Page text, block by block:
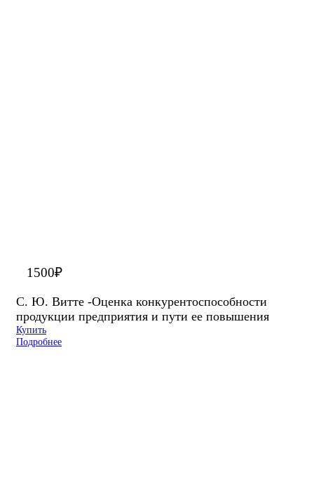
1500₽
С. Ю. Витте -Оценка конкурентоспособности
продукции предприятия и пути ее повышения
Купить
Подробнее